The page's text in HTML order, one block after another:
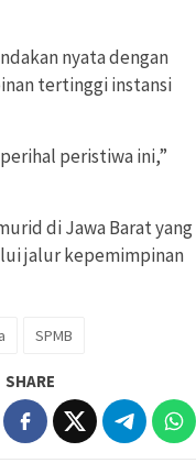
nyata dengan
tertinggi instansi
peristiwa ini,”
di Jawa Barat yang
jalur kepemimpinan
SPMB
SHARE